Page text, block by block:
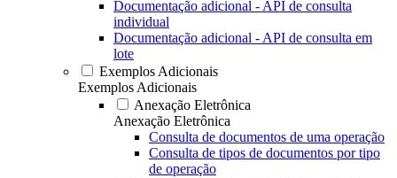
Documentação adicional - API de consulta
individual
Documentação adicional - API de consulta em
lote
Exemplos Adicionais
Exemplos Adicionais
Anexação Eletrônica
Anexação Eletrônica
Consulta de documentos de uma operação
Consulta de tipos de documentos por tipo
de operação